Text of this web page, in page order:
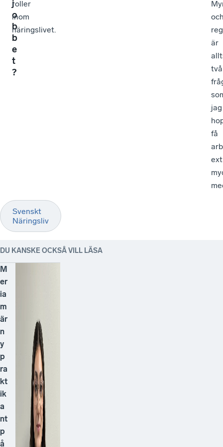
j
o
b
b
e
t
?
roller
inom
näringslivet.
är
två
jag
få
Svenskt
Näringsliv
DU KANSKE OCKSÅ VILL LÄSA
M
er
ia
m
är
n
y
p
ra
kt
ik
a
nt
p
å